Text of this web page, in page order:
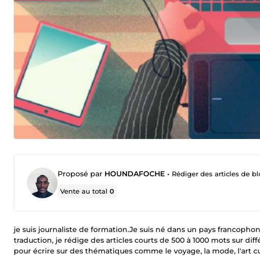
Proposé par HOUNDAFOCHE • Rédiger des articles de
Vente au total0
je suis journaliste de formation.Je suis né dans un pays
traduction, je rédige des articles courts de 500 à 1000 mots sur
pour écrire sur des thématiques comme le voyage, la mode, l'art